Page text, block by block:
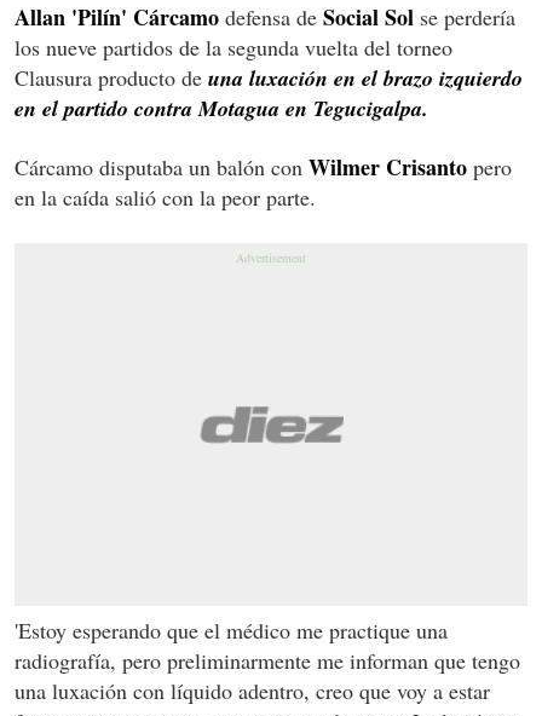
Allan 'Pilín' Cárcamo defensa de Social Sol se perdería
los nueve partidos de la segunda vuelta del torneo
Clausura producto de una luxación en el brazo izquierdo
en el partido contra Motagua en Tegucigalpa.
Cárcamo disputaba un balón con Wilmer Crisanto pero
en la caída salió con la peor parte.
'Estoy esperando que el médico me practique una
radiografía, pero preliminarmente me informan que tengo
una luxación con líquido adentro, creo que voy a estar